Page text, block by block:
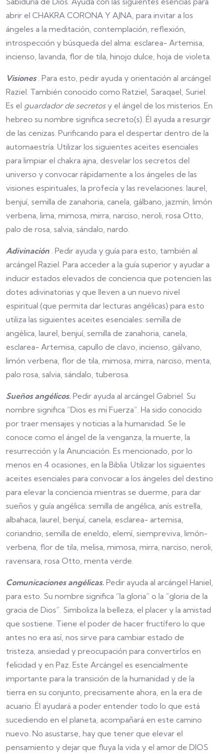
abrir el CHAKRA CORONA Y AJNA, para invitar a los
ángeles a la meditación, contemplación, reflexión,
introspección y búsqueda del alma: esclarea- Artemisa,
incienso, lavanda, flor de tila, hinojo dulce, hoja de violeta.
Visiones . Para esto, pedir ayuda y orientación al arcángel
Raziel. También conocido como Ratziel, Saraqael, Suriel.
Es el guardador de secretosy el ángel de los misterios. En
hebreo su nombre significa secreto(s). Él ayuda a resurgir
de las cenizas. Purificando para el despertar dentro de la
automaestría. Utilizar los siguientes aceites esenciales
para limpiar el chakra ajna, desvelar los secretos del
universo y convocar rápidamente a los ángeles de las
visiones espirituales, la profecía y las revelaciones: laurel,
benjuí, semilla de zanahoria, canela, gálbano, jazmín, limón
verbena, lima, mimosa, mirra, narciso, neroli, rosa Otto,
palo de rosa, salvia, sándalo, nardo.
Adivinación . Pedir ayuda y guía para esto, también al
arcángel Raziel. Para acceder a la guía superior y ayudar a
inducir estados elevados de conciencia que potencien las
dotes adivinatorias y que lleven a un nuevo nivel
espiritual (que permita dar lecturas angélicas) para esto
utiliza las siguientes aceites esenciales: semilla de
angélica, laurel, benjuí, semilla de zanahoria, canela,
esclarea- Artemisa, capullo de clavo, incienso, gálvano,
limón verbena, flor de tila, mimosa, mirra, narciso, menta,
palo rosa, salvia, sándalo, tuberosa.
Sueños angélicos. Pedir ayuda al arcángel Gabriel. Su
nombre significa “Dios es mi Fuerza”. Ha sido conocido
por traer mensajes y noticias a la humanidad. Se le
conoce como el ángel de la venganza, la muerte, la
resurrección y la Anunciación. Es mencionado, por lo
menos en 4 ocasiones, en la Biblia. Utilizar los siguientes
aceites esenciales para convocar a los ángeles del destino
para elevar la conciencia mientras se duerme, para dar
sueños y guía angélica: semilla de angélica, anís estrella,
albahaca, laurel, benjuí, canela, esclarea- artemisa,
coriandrio, semilla de eneldo, elemí, siempreviva, limón-
verbena, flor de tila, melisa, mimosa, mirra, narciso, neroli,
ravensara, rosa Otto, menta verde.
Comunicaciones angélicas. Pedir ayuda al arcángel Haniel,
para esto. Su nombre significa “la gloria” o la “gloria de la
gracia de Dios”. Simboliza la belleza, el placer y la amistad
que sostiene. Tiene el poder de hacer fructífero lo que
antes no era así, nos sirve para cambiar estado de
tristeza, ansiedad y preocupación para convertirlos en
felicidad y en Paz. Este Arcángel es esencialmente
importante para la transición de la humanidad y de la
tierra en su conjunto, precisamente ahora, en la era de
acuario. Él ayudará a poder entender todo lo que está
sucediendo en el planeta, acompañará en este camino
nuevo. No asustarse, hay que tener que elevar el
pensamiento y dejar que fluya la vida y el amor de DIOS